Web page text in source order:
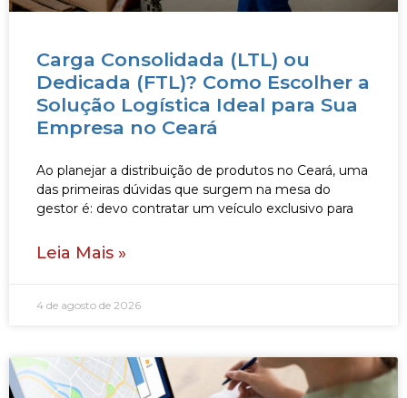
Carga Consolidada (LTL) ou
Dedicada (FTL)? Como Escolher a
Solução Logística Ideal para Sua
Empresa no Ceará
Ao planejar a distribuição de produtos no Ceará, uma
das primeiras dúvidas que surgem na mesa do
gestor é: devo contratar um veículo exclusivo para
Leia Mais »
4 de agosto de 2026